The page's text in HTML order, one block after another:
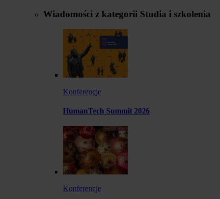
Wiadomości z kategorii Studia i szkolenia
Konferencje
HumanTech Summit 2026
Konferencje